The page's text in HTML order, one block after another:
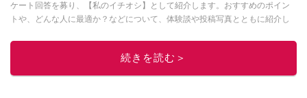
ケート回答を募り、【私のイチオシ】として紹介します。おすすめのポイン
トや、どんな人に最適か？などについて、体験談や投稿写真とともに紹介し
このイチオシストの他の記事を読む
続きを読む＞